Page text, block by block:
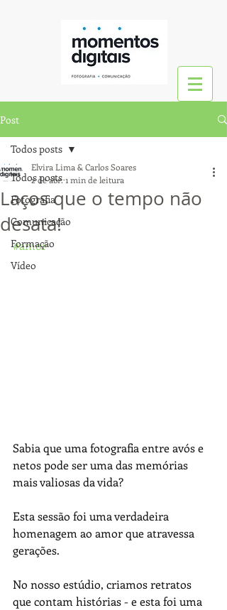
Post
Todos posts
Fotografia
Comunicação
Formação
Vídeo
Todos posts
Laços que o tempo não
desata!
Elvira Lima & Carlos Soares
2 de abr. 1 min de leitura
#amor
Sabia que uma fotografia entre avós e
netos pode ser uma das memórias
mais valiosas da vida?
Esta sessão foi uma verdadeira
homenagem ao amor que atravessa
gerações.
No nosso estúdio, criamos retratos
que contam histórias - e esta foi uma